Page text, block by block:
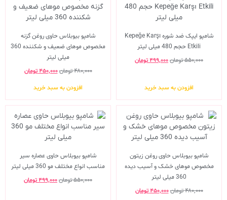
شامپو ایپک ضد شوره Kepeğe Karşı
Etkili حجم 480 میلی لیتر
۵۵۰,۰۰۰تومان۴۹۹,۰۰۰تومان
افزودن به سبد خرید
شامپو بیوبلاس حاوی روغن گزنه
مخصوص موهای ضعیف و شکننده 360
میلی لیتر
۴۸۰,۰۰۰تومان۴۵۰,۰۰۰ تومان
افزودن به سبد خرید
شامپو بیوبلاس حاوی روغن زیتون
مخصوص موهای خشک و آسیب دیده
360 میلی لیتر
۴۸۰,۰۰۰تومان۴۵۰,۰۰۰ تومان
شامپو بیوبلاس حاوی عصاره سیر
مناسب انواع مختلف مو 360 میلی لیتر
۵۵۰,۰۰۰تومان۴۹۹,۰۰۰تومان